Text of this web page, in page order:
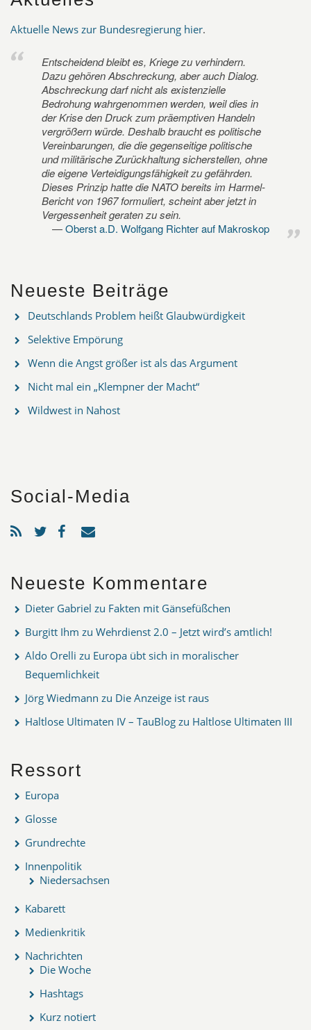
Aktuelle News zur Bundesregierung hier.
Entscheidend bleibt es, Kriege zu verhindern.
Dazu gehören Abschreckung, aber auch Dialog.
Abschreckung darf nicht als existenzielle
Bedrohung wahrgenommen werden, weil dies in
der Krise den Druck zum präemptiven Handeln
vergrößern würde. Deshalb braucht es politische
Vereinbarungen, die die gegenseitige politische
und militärische Zurückhaltung sicherstellen, ohne
die eigene Verteidigungsfähigkeit zu gefährden.
Dieses Prinzip hatte die NATO bereits im Harmel-
Bericht von 1967 formuliert, scheint aber jetzt in
Vergessenheit geraten zu sein.
Oberst a.D. Wolfgang Richter auf Makroskop
Neueste Beiträge
Deutschlands Problem heißt Glaubwürdigkeit
Selektive Empörung
Wenn die Angst größer ist als das Argument
Nicht mal ein „Klempner der Macht“
Wildwest in Nahost
Social-Media
Neueste Kommentare
Dieter Gabriel zu Fakten mit Gänsefüßchen
Burgitt Ihm zu Wehrdienst 2.0 – Jetzt wird’s amtlich!
Aldo Orelli zu Europa übt sich in moralischer
Bequemlichkeit
Jörg Wiedmann zu Die Anzeige ist raus
Haltlose Ultimaten IV – TauBlog zu Haltlose Ultimaten III
Ressort
Europa
Glosse
Grundrechte
Innenpolitik
Niedersachsen
Kabarett
Medienkritik
Nachrichten
Die Woche
Hashtags
Kurz notiert